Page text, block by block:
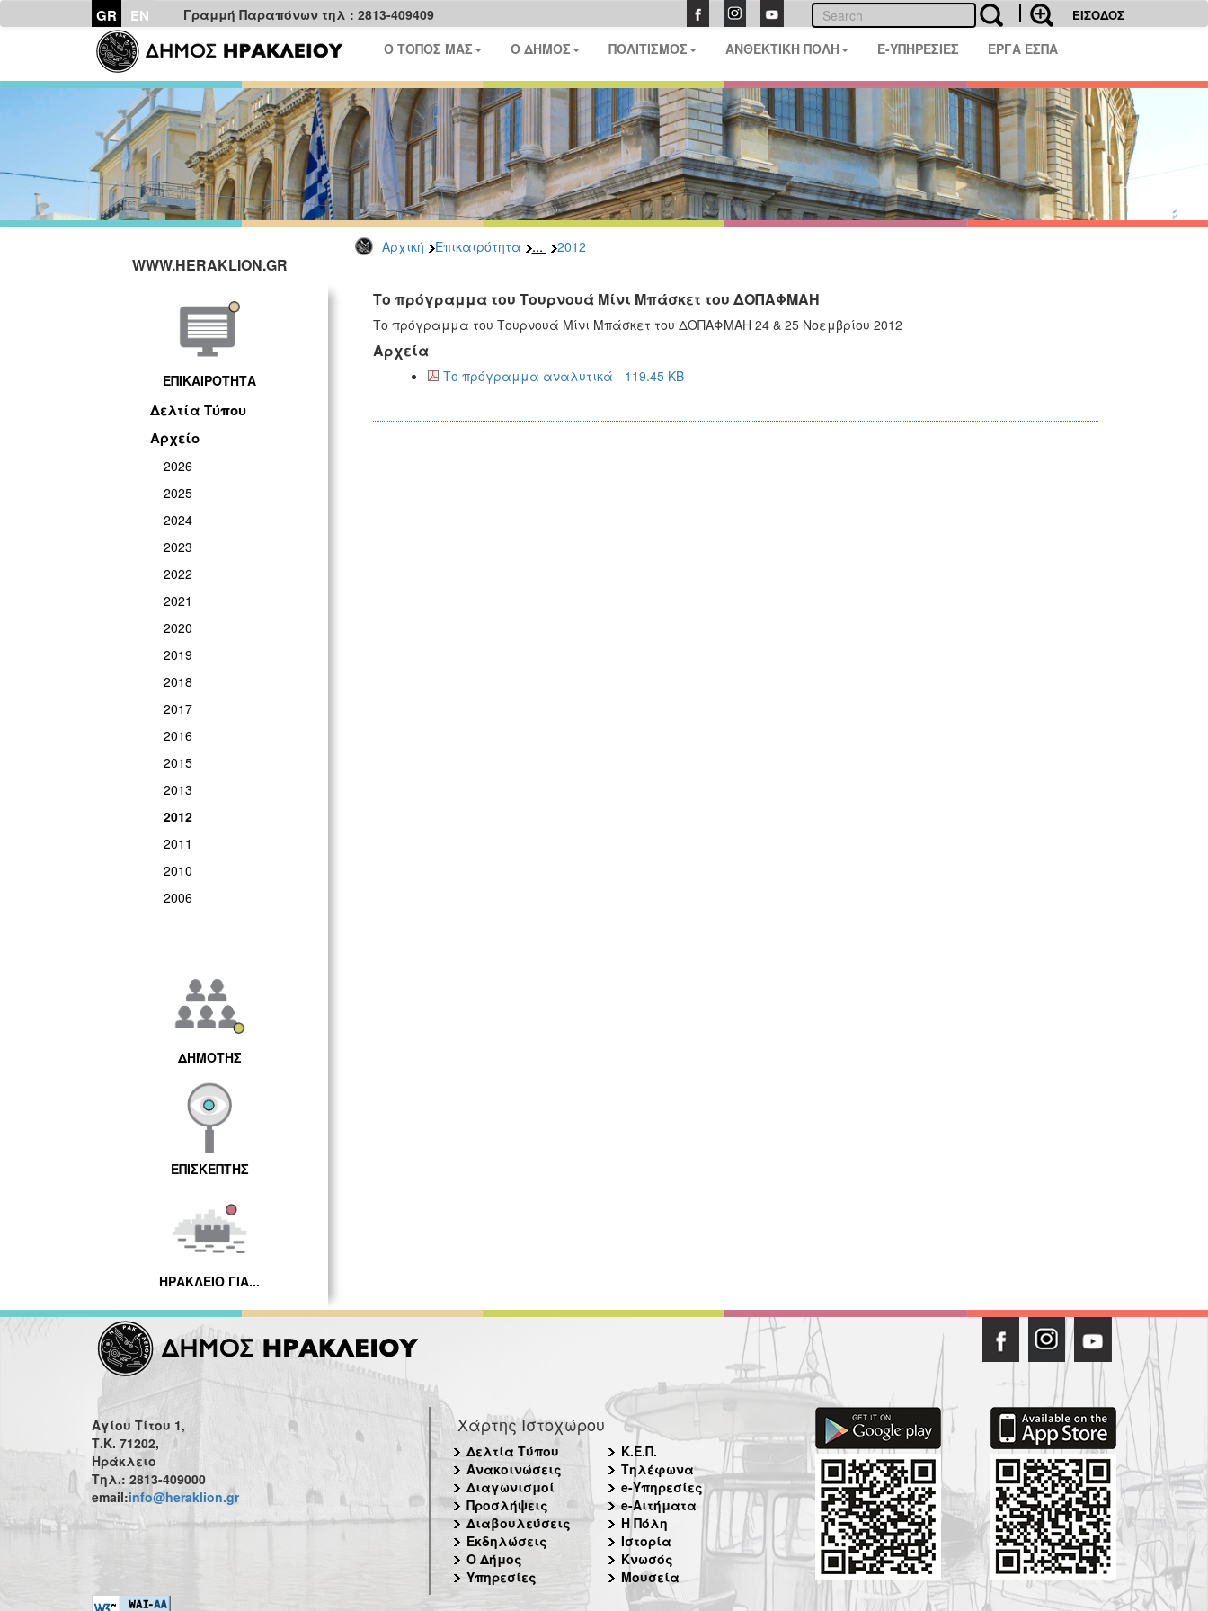
GR EN Γραμμή Παραπόνων τηλ : 2813-409409 ΕΙΣΟΔΟΣ
Ο ΤΟΠΟΣ ΜΑΣ Ο ΔΗΜΟΣ ΠΟΛΙΤΙΣΜΟΣ ΑΝΘΕΚΤΙΚΗ ΠΟΛΗ E-ΥΠΗΡΕΣΙΕΣ ΕΡΓΑ ΕΣΠΑ
Αρχική Επικαιρότητα ... 2012
WWW.HERAKLION.GR
ΕΠΙΚΑΙΡΟΤΗΤΑ
Δελτία Τύπου
Αρχείο
2026
2025
2024
2023
2022
2021
2020
2019
2018
2017
2016
2015
2013
2012
2011
2010
2006
ΔΗΜΟΤΗΣ
ΕΠΙΣΚΕΠΤΗΣ
ΗΡΑΚΛΕΙΟ ΓΙΑ...
Το πρόγραμμα του Τουρνουά Μίνι Μπάσκετ του ΔΟΠΑΦΜΑΗ
Το πρόγραμμα του Τουρνουά Μίνι Μπάσκετ του ΔΟΠΑΦΜΑΗ 24 & 25 Νοεμβρίου 2012
Αρχεία
Το πρόγραμμα αναλυτικά - 119.45 KB
Αγίου Τίτου 1,
Τ.Κ. 71202,
Ηράκλειο
Τηλ.: 2813-409000
email:info@heraklion.gr
Χάρτης Ιστοχώρου
Δελτία Τύπου
Ανακοινώσεις
Διαγωνισμοί
Προσλήψεις
Διαβουλεύσεις
Εκδηλώσεις
Ο Δήμος
Υπηρεσίες
Κ.Ε.Π.
Τηλέφωνα
e-Υπηρεσίες
e-Αιτήματα
Η Πόλη
Ιστορία
Κνωσός
Μουσεία